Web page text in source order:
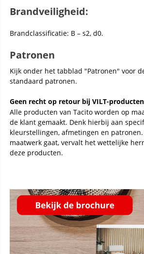
Brandveiligheid:
Brandclassificatie: B – s2, d0.
Patronen
Kijk onder het tabblad "Patronen" voor
standaard patronen.
Geen recht op retour bij VILT-producten
Alle producten van Tacito worden op
de klant gemaakt. Denk hierbij aan
kleurstellingen, afmetingen en
maatwerk gaat, vervalt het wettelijke
deze producten.